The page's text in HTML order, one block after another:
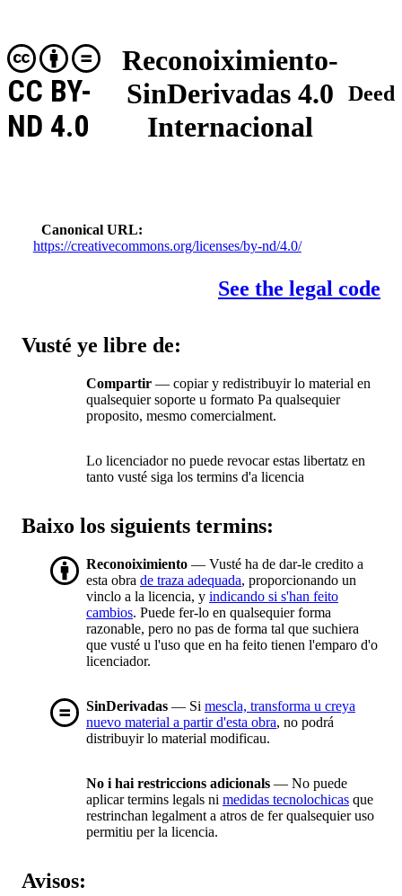
Reconoiximiento-
SinDerivadas 4.0
Internacional
CC BY-
ND 4.0
Deed
Canonical URL
https://creativecommons.org/licenses/by-nd/4.0/
See the legal code
Vusté ye libre de:
Compartir — copiar y redistribuyir lo material en
qualsequier soporte u formato Pa qualsequier
proposito, mesmo comercialment.
Lo licenciador no puede revocar estas libertatz en
tanto vusté siga los termins d'a licencia
Baixo los siguients termins:
Reconoiximiento — Vusté ha de dar-le credito a
esta obra de traza adequada, proporcionando un
vinclo a la licencia, y indicando si s'han feito
cambios. Puede fer-lo en qualsequier forma
razonable, pero no pas de forma tal que suchiera
que vusté u l'uso que en ha feito tienen l'emparo d'o
licenciador.
SinDerivadas — Si mescla, transforma u creya
nuevo material a partir d'esta obra, no podrá
distribuyir lo material modificau.
No i hai restriccions adicionals — No puede
aplicar termins legals ni medidas tecnolochicas que
restrinchan legalment a atros de fer qualsequier uso
permitiu per la licencia.
Avisos: